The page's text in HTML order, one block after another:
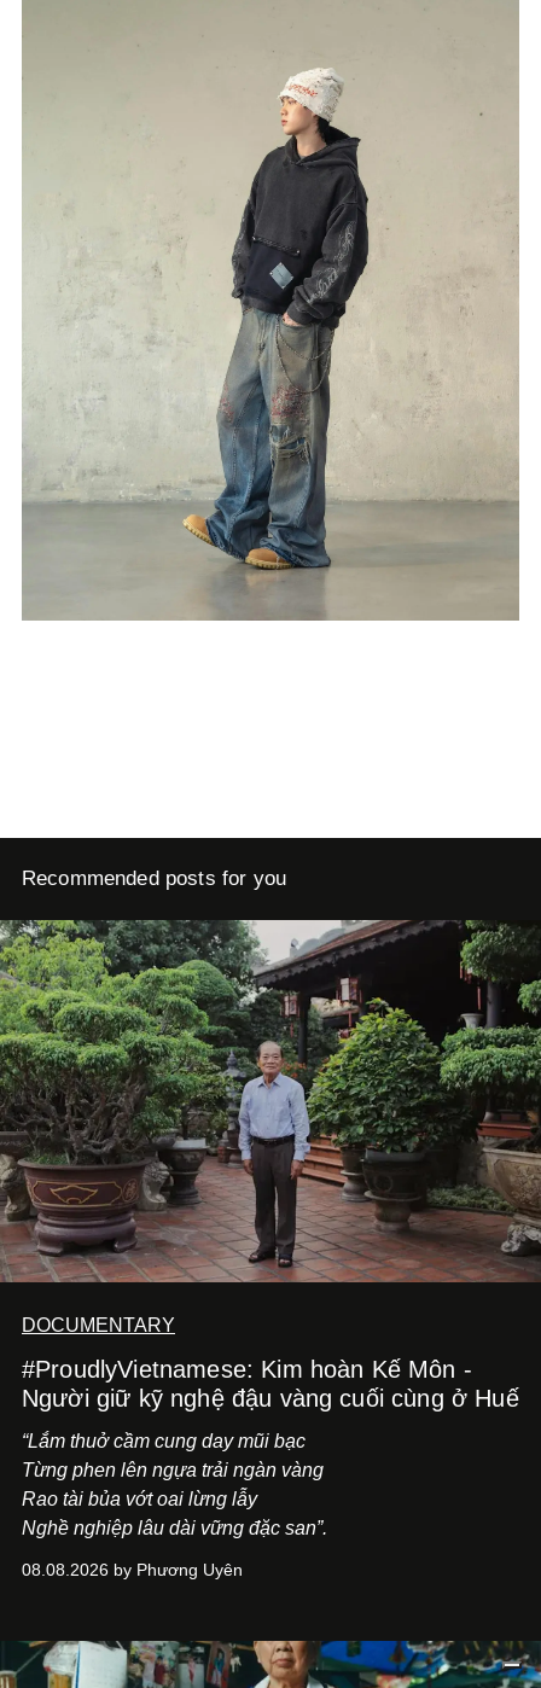
Recommended posts for you
DOCUMENTARY
#ProudlyVietnamese: Kim hoàn Kế Môn -
Người giữ kỹ nghệ đậu vàng cuối cùng ở Huế
“Lắm thuở cầm cung day mũi bạc
Từng phen lên ngựa trải ngàn vàng
Rao tài bủa vớt oai lừng lẫy
Nghề nghiệp lâu dài vững đặc san”.
08.08.2026 by Phương Uyên